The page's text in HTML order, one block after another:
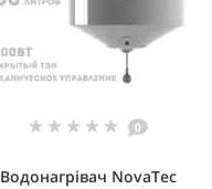
0
Водонагрівач NovaTec